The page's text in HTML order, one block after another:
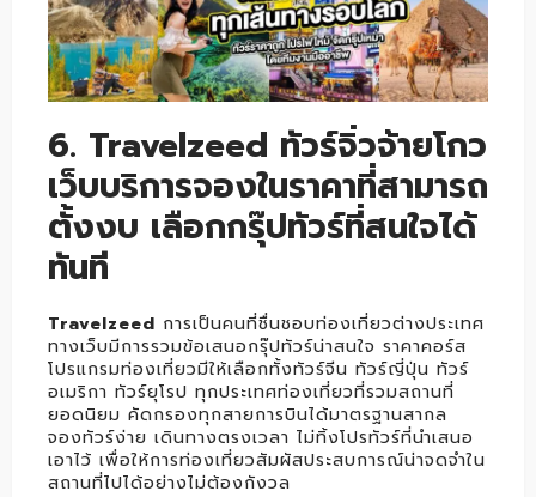
6. Travelzeed ทัวร์จิ่วจ้ายโกว
เว็บบริการจองในราคาที่สามารถ
ตั้งงบ เลือกกรุ๊ปทัวร์ที่สนใจได้
ทันที
Travelzeed การเป็นคนที่ชื่นชอบท่องเที่ยวต่างประเทศ
ทางเว็บมีการรวมข้อเสนอกรุ๊ปทัวร์น่าสนใจ ราคาคอร์ส
โปรแกรมท่องเที่ยวมีให้เลือกทั้งทัวร์จีน ทัวร์ญี่ปุ่น ทัวร์
อเมริกา ทัวร์ยุโรป ทุกประเทศท่องเที่ยวที่รวมสถานที่
ยอดนิยม คัดกรองทุกสายการบินได้มาตรฐานสากล
จองทัวร์ง่าย เดินทางตรงเวลา ไม่ทิ้งโปรทัวร์ที่นำเสนอ
เอาไว้ เพื่อให้การท่องเที่ยวสัมผัสประสบการณ์น่าจดจำใน
สถานที่ไปได้อย่างไม่ต้องกังวล